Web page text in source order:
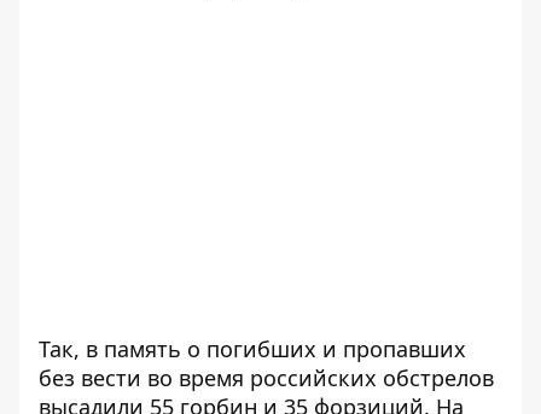
Так, в память о погибших и пропавших
без вести во время российских обстрелов
высадили 55 горбин и 35 форзиций. На